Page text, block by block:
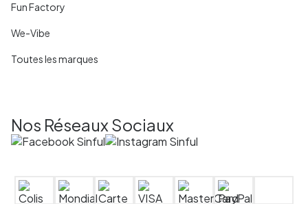
Fun Factory
We-Vibe
Toutes les marques
Nos Réseaux Sociaux